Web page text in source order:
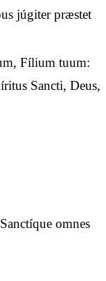
júgiter præstet
Fílium tuum:
Sancti, Deus,
omnes